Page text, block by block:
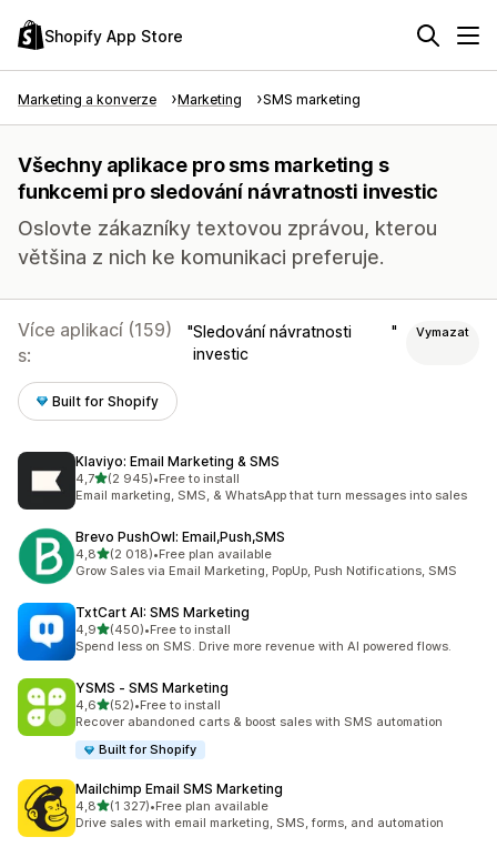
Shopify App Store
Marketing a konverze Marketing SMS marketing
Všechny aplikace pro sms marketing s
funkcemi pro sledování návratnosti investic
Oslovte zákazníky textovou zprávou, kterou
většina z nich ke komunikaci preferuje.
Více aplikací (159)
s:
Sledování návratnosti
investic
Vymazat
Built for Shopify
Klaviyo: Email Marketing & SMS
4,7z 5 hvězd
(2 945)
Celkový počet recenzí: 2945
•Free to install
Email marketing, SMS, & WhatsApp that turn messages into sales
Brevo PushOwl: Email,Push,SMS
4,8z 5 hvězd
(2 018)
Celkový počet recenzí: 2018
•Free plan available
Grow Sales via Email Marketing, PopUp, Push Notifications, SMS
TxtCart AI: SMS Marketing
4,9z 5 hvězd
(450)
Celkový počet recenzí: 450
•Free to install
Spend less on SMS. Drive more revenue with AI powered flows.
YSMS ‑ SMS Marketing
4,6z 5 hvězd
(52)
Celkový počet recenzí: 52
•Free to install
Recover abandoned carts & boost sales with SMS automation
Built for Shopify
Mailchimp Email SMS Marketing
4,8z 5 hvězd
(1 327)
Celkový počet recenzí: 1327
•Free plan available
Drive sales with email marketing, SMS, forms, and automation